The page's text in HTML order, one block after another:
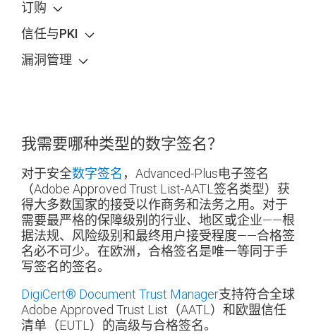
订购
信任与PKI
漏洞管理
我需要哪种类型的数字签名？
对于安全数字签名 ，Advanced-Plus电子签名
（Adobe Approved Trust List-AATL签名类型）获
得大多数国家的接受以作商务和法务之用。对于
需要最严格的保障级别的行业、地区或企业——根
据法规、风险级别和最终用户接受程度——合格签
名必不可少。在欧洲，合格签名是唯一等同于手
写签名的签名。
DigiCert® Document Trust Manager支持符合全球
Adobe Approved Trust List（AATL）和欧盟信任
清单（EUTL）的高级与合格签名。